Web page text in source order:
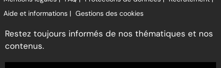
Aide et informations | Gestions des cookies
Restez toujours informés de nos thématiques et nos
contenus.